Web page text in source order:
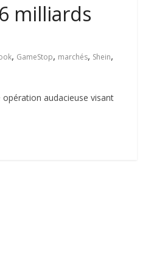
milliards
, GameStop, marchés, Shein,
audacieuse visant